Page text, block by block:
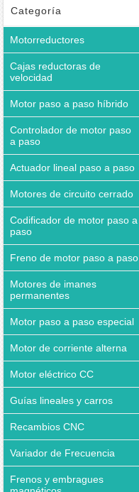
para CNC
Categoría
Motorreductores
Cajas reductoras de
velocidad
Motor paso a paso híbrido
Controlador de motor paso
a paso
Actuador lineal paso a paso
Motores de circuito cerrado
Codificador de motor paso a
paso
Freno de motor paso a paso
Motores de imanes
permanentes
Motor paso a paso especial
Motor de corriente alterna
Motor eléctrico CC
Guías lineales y carros
Recambios CNC
Variador de Frecuencia
Frenos y embragues